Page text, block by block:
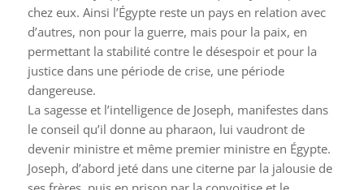
chez eux. Ainsi l’Égypte reste un pays en relation avec
d’autres, non pour la guerre, mais pour la paix, en
permettant la stabilité contre le désespoir et pour la
justice dans une période de crise, une période
dangereuse.
La sagesse et l’intelligence de Joseph, manifestes dans
le conseil qu’il donne au pharaon, lui vaudront de
devenir ministre et même premier ministre en Égypte.
Joseph, d’abord jeté dans une citerne par la jalousie de